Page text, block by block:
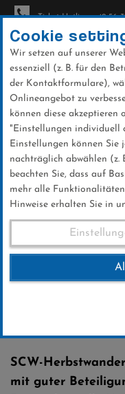
Direkt
zum
Inhalt
Ticket-Hotline: +49 56
News
06 .November 2016
SCW-
mit guter
Cookie
Wir setzen auf unserer
essenziell (z. B. für den
der Kontaktformulare),
Onlineangebot zu
können diese akzeptieren
"Einstellungen individuell
Einstellungen können Sie
nachträglich abwählen (z.
beachten Sie, dass auf
mehr alle
Hinweise erhalten Sie in